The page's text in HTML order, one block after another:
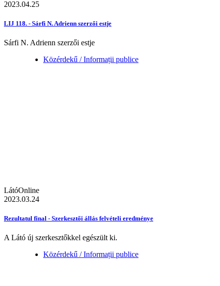
2023.04.25
LIJ 118. - Sárfi N. Adrienn szerzői estje
Sárfi N. Adrienn szerzői estje
Közérdekű / Informații publice
LátóOnline
2023.03.24
Rezultatul final - Szerkesztői állás felvételi eredménye
A Látó új szerkesztőkkel egészült ki.
Közérdekű / Informații publice